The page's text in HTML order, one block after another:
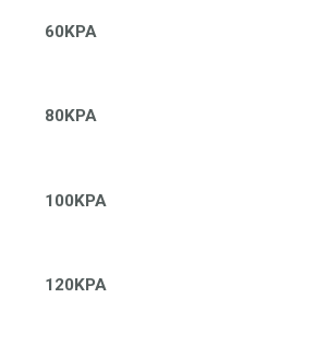
60KPA
80KPA
100KPA
120KPA